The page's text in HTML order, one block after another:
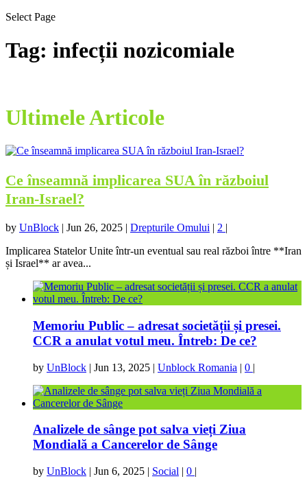
Select Page
Tag: infecții nozicomiale
Ultimele Articole
Ce înseamnă implicarea SUA în războiul
Iran-Israel?
by UnBlock | Jun 26, 2025 | Drepturile Omului | 2 |
Implicarea Statelor Unite într-un eventual sau real război între **Iran
și Israel** ar avea...
Memoriu Public – adresat societății și presei.
CCR a anulat votul meu. Întreb: De ce?
by UnBlock | Jun 13, 2025 | Unblock Romania | 0 |
Analizele de sânge pot salva vieți Ziua
Mondială a Cancerelor de Sânge
by UnBlock | Jun 6, 2025 | Social | 0 |